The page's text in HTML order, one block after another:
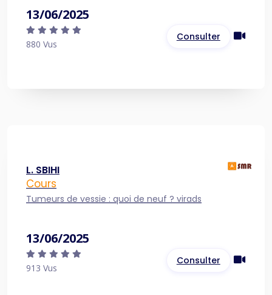
13/06/2025
880 Vus
Consulter
L. SBIHI
Cours
Tumeurs de vessie : quoi de neuf ? virads
13/06/2025
913 Vus
Consulter